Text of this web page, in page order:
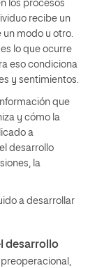
los procesos
recibe un
modo u otro.
lo que ocurre
eso condiciona
y sentimientos.
que
y cómo la
a
desarrollo
la
a desarrollar
desarrollo